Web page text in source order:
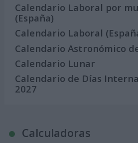
Calendario Laboral por
(España)
Calendario Laboral
Calendario Astronómico
Calendario Lunar
Calendario de Días
2027
Calculadoras